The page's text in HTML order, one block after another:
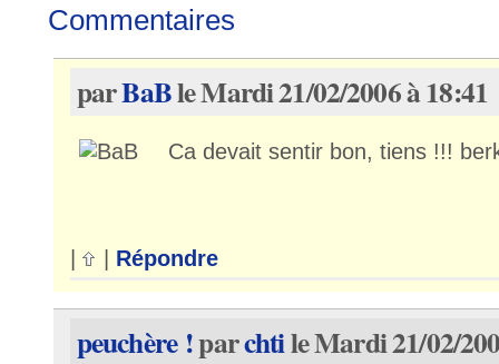
Commentaires
parBaBle Mardi 21/02/2006 à 18:41
Ca devait sentir bon, tiens !!!
| | Répondre
peuchère !parchtile Mardi 21/02/